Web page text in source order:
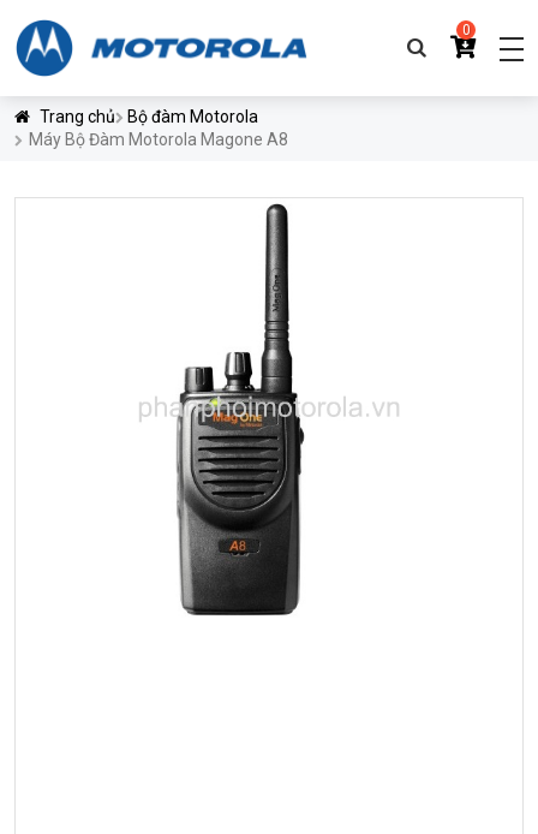
0
Trang chủ
Bộ đàm Motorola
Máy Bộ Đàm Motorola Magone A8